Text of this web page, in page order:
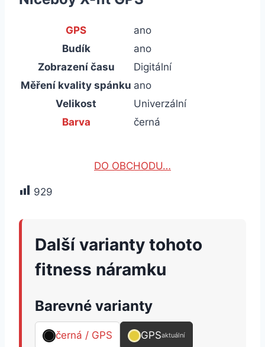
GPS
ano
Budík
ano
Zobrazení času
Digitální
Měření kvality spánku ano
Velikost
Univerzální
Barva
černá
DO OBCHODU…
929
Další varianty tohoto
fitness náramku
Barevné varianty
černá / GPS GPSaktuální